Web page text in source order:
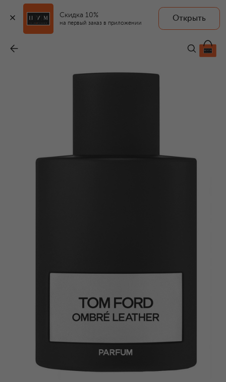
Скидка 10%
на первый заказ в приложении
Открыть
35 500 ₽